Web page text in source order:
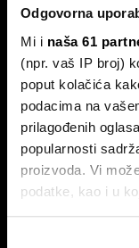
Odgovorna
Mi i naša 61
(npr. vaš IP broj)
poput kolačića
podacima na
prilagođenih
popularnosti
proizvoda. Vi
podatke, kao i u
kuhinjom
Tvrtka Superior
obveznice vrijedne
ulažu u sustav